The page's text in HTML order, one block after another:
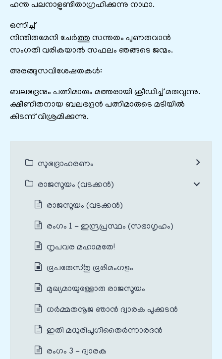
ഹന്ത പലനാളുണ്ടിതാഗ്രഹിക്കുന്നു നാഥാ.
ഒന്നിച്ച്
നിന്തിരുമേനി ചേർത്തു സന്തതം പുണരുവാൻ
സംഗതി വരികയാൽ സഫലം ഞങ്ങടെ ജന്മം.
അരങ്ങുസവിശേഷതകൾ:
ബലഭദ്രനും പത്നിമാരും മത്തരായി ക്രീഡിച്ച് മരുവുന്നു.
ക്ഷീണിതനായ ബലഭദ്രൻ പത്നിമാരുടെ മടിയിൽ
കിടന്ന് വിശ്രമിക്കുന്നു.
സുഭദ്രാഹരണം
രാജസൂയം (വടക്കൻ)
രാജസൂയം (വടക്കൻ)
രംഗം 1 - ഇന്ദ്രപ്രസ്ഥം (സഭാഗൃഹം)
നൃപവര മഹാമതേ!
ഭൂപതേസ്തു ഭൂരിമംഗളം
മുഖ്യമായുള്ളോരു രാജസൂയം
ധർമ്മതനൂജ ഞാൻ ദ്വാരക പുക്കുടൻ
ഇതി മധുരിപുഗീതൈർന്നാരദൻ
രംഗം 3 - ദ്വാരക